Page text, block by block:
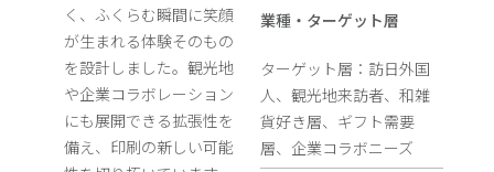
く、ふくらむ瞬間に笑顔
が生まれる体験そのもの
を設計しました。観光地
や企業コラボレーション
にも展開できる拡張性を
備え、印刷の新しい可能
業種・ターゲット層
ターゲット層：訪日外国
人、観光地来訪者、和雑
貨好き層、ギフト需要
層、企業コラボニーズ